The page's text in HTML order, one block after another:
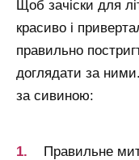
Щоб зачіски для
красиво і
правильно
доглядати за
за сивиною:
Правильне